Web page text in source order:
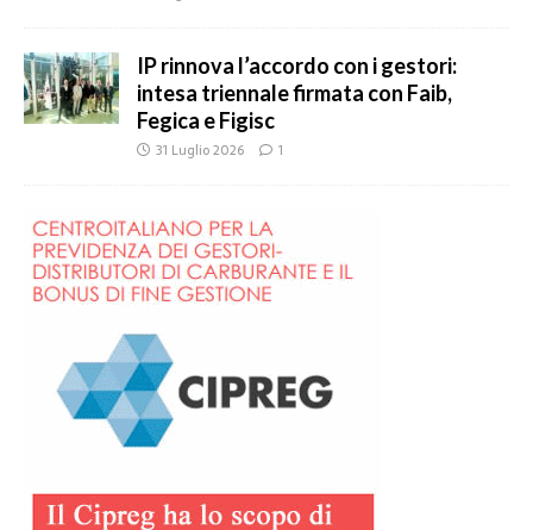
IP rinnova l’accordo con i gestori:
intesa triennale firmata con Faib,
Fegica e Figisc
31 Luglio 2026 1